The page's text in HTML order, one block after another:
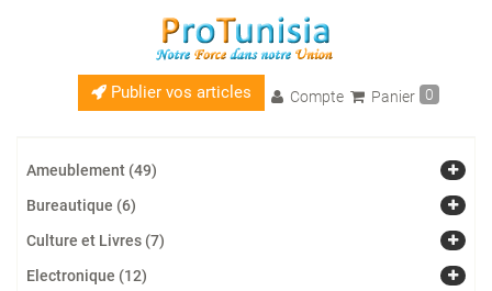
Publier vos articles Compte Panier 0
Ameublement (49)
Bureautique (6)
Culture et Livres (7)
Electronique (12)